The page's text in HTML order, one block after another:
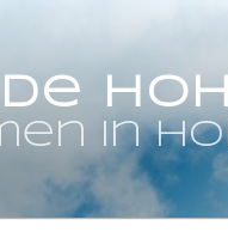
in